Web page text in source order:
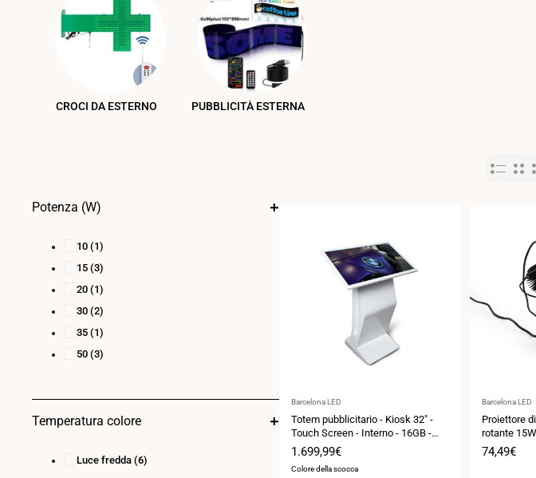
CROCI DA ESTERNO PUBBLICITÀ ESTERNA
Fornitore:
Barcelona LED
Totem pubblicitario - Kiosk 32" -
Touch Screen - Interno - 16GB -
Base "K"
Prezzo
di
1.699,99€
Colore della scocca
Fornitore:
Barcelona LED
Proiettore
rotante
IP20
Prezzo
74,49€
Potenza (W)
10 (1)
15 (3)
20 (1)
30 (2)
35 (1)
50 (3)
Temperatura colore
Luce fredda (6)